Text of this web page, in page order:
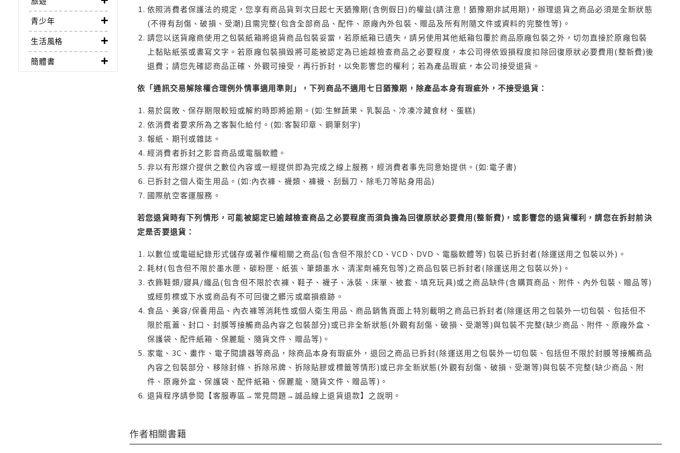
青少年
生活風格
簡體書
依照消費者保護法的規定，您享有商品貨到次日起七天猶豫期(含例假日)的權益(請注意！猶豫期非試用期)，辦理退貨之商品必須是全新狀態
(不得有刮傷、破損、受潮)且需完整(包含全部商品、配件、原廠內外包裝、贈品及所有附隨文件或資料的完整性等)。
請您以送貨廠商使用之包裝紙箱將退貨商品包裝妥當，若原紙箱已遺失，請另使用其他紙箱包覆於商品原廠包裝之外，切勿直接於原廠包裝
上黏貼紙張或書寫文字。若原廠包裝損毀將可能被認定為已逾越檢查商品之必要程度，本公司得依毀損程度扣除回復原狀必要費用(整新費)後
退費；請您先確認商品正確、外觀可接受，再行拆封，以免影響您的權利；若為產品瑕疵，本公司接受退貨。
依「通訊交易解除權合理例外情事適用準則」，下列商品不適用七日猶豫期，除產品本身有瑕疵外，不接受退貨：
易於腐敗、保存期限較短或解約時即將逾期。(如:生鮮蔬果、乳製品、冷凍冷藏食材、蛋糕)
依消費者要求所為之客製化給付。(如:客製印章、鋼筆刻字)
報紙、期刊或雜誌。
經消費者拆封之影音商品或電腦軟體。
非以有形媒介提供之數位內容或一經提供即為完成之線上服務，經消費者事先同意始提供。(如:電子書)
已拆封之個人衛生用品。(如:內衣褲、襪類、褲襪、刮鬍刀、除毛刀等貼身用品)
國際航空客運服務。
若您退貨時有下列情形，可能被認定已逾越檢查商品之必要程度而須負擔為回復原狀必要費用(整新費)，或影響您的退貨權利，請您在拆封前決
定是否要退貨：
以數位或電磁紀錄形式儲存或著作權相關之商品(包含但不限於CD、VCD、DVD、電腦軟體等) 包裝已拆封者(除運送用之包裝以外)。
耗材(包含但不限於墨水匣、碳粉匣、紙張、筆類墨水、清潔劑補充包等)之商品包裝已拆封者(除運送用之包裝以外)。
衣飾鞋類/寢具/織品(包含但不限於衣褲、鞋子、襪子、泳裝、床單、被套、填充玩具)或之商品缺件(含購買商品、附件、內外包裝、贈品等)
或經剪標或下水或商品有不可回復之髒污或磨損痕跡。
食品、美容/保養用品、內衣褲等消耗性或個人衛生用品、商品銷售頁面上特別載明之商品已拆封者(除運送用之包裝外一切包裝、包括但不
限於瓶蓋、封口、封膜等接觸商品內容之包裝部分)或已非全新狀態(外觀有刮傷、破損、受潮等)與包裝不完整(缺少商品、附件、原廠外盒、
保護袋、配件紙箱、保麗龍、隨貨文件、贈品等)。
家電、3C、畫作、電子閱讀器等商品，除商品本身有瑕疵外，退回之商品已拆封(除運送用之包裝外一切包裝、包括但不限於封膜等接觸商品
內容之包裝部分、移除封條、拆除吊牌、拆除貼膠或標籤等情形)或已非全新狀態(外觀有刮傷、破損、受潮等)與包裝不完整(缺少商品、附
件、原廠外盒、保護袋、配件紙箱、保麗龍、隨貨文件、贈品等)。
退貨程序請參閱【客服專區→常見問題→誠品線上退貨退款】之說明。
作者相關書籍